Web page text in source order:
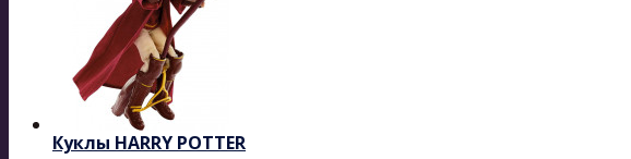
Куклы HARRY POTTER